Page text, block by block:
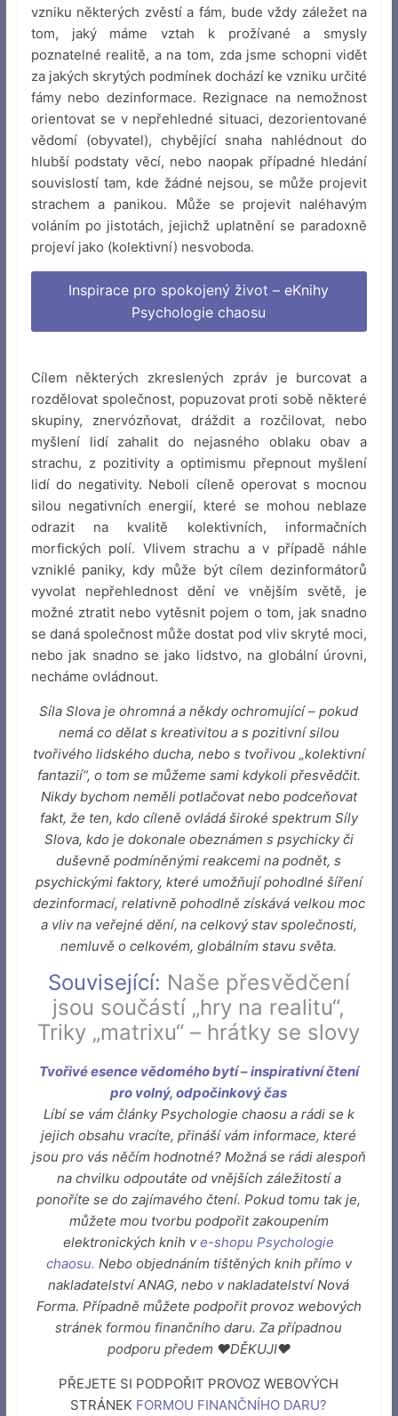
vzniku některých zvěstí a fám, bude vždy záležet na
tom, jaký máme vztah k prožívané a smysly
poznatelné realitě, a na tom, zda jsme schopni vidět
za jakých skrytých podmínek dochází ke vzniku určité
fámy nebo dezinformace. Rezignace na nemožnost
orientovat se v nepřehledné situaci, dezorientované
vědomí (obyvatel), chybějící snaha nahlédnout do
hlubší podstaty věcí, nebo naopak případné hledání
souvislostí tam, kde žádné nejsou, se může projevit
strachem a panikou. Může se projevit naléhavým
voláním po jistotách, jejichž uplatnění se paradoxně
projeví jako (kolektivní) nesvoboda.
Inspirace pro spokojený život – eKnihy
Psychologie chaosu
Cílem některých zkreslených zpráv je burcovat a
rozdělovat společnost, popuzovat proti sobě některé
skupiny, znervózňovat, dráždit a rozčilovat, nebo
myšlení lidí zahalit do nejasného oblaku obav a
strachu, z pozitivity a optimismu přepnout myšlení
lidí do negativity. Neboli cíleně operovat s mocnou
silou negativních energií, které se mohou neblaze
odrazit na kvalitě kolektivních, informačních
morfických polí. Vlivem strachu a v případě náhle
vzniklé paniky, kdy může být cílem dezinformátorů
vyvolat nepřehlednost dění ve vnějším světě, je
možné ztratit nebo vytěsnit pojem o tom, jak snadno
se daná společnost může dostat pod vliv skryté moci,
nebo jak snadno se jako lidstvo, na globální úrovni,
necháme ovládnout.
Síla Slova je ohromná a někdy ochromující – pokud
nemá co dělat s kreativitou a s pozitivní silou
tvořivého lidského ducha, nebo s tvořivou „kolektivní
fantazií“, o tom se můžeme sami kdykoli přesvědčit.
Nikdy bychom neměli potlačovat nebo podceňovat
fakt, že ten, kdo cíleně ovládá široké spektrum Síly
Slova, kdo je dokonale obeznámen s psychicky či
duševně podmíněnými reakcemi na podnět, s
psychickými faktory, které umožňují pohodlné šíření
dezinformací, relativně pohodlně získává velkou moc
a vliv na veřejné dění, na celkový stav společnosti,
nemluvě o celkovém, globálním stavu světa.
Související: Naše přesvědčení
jsou součástí „hry na realitu“,
Triky „matrixu“ – hrátky se slovy
Tvořivé esence vědomého bytí – inspirativní čtení
pro volný, odpočinkový čas
Líbí se vám články Psychologie chaosu a rádi se k
jejich obsahu vracíte, přináší vám informace, které
jsou pro vás něčím hodnotné? Možná se rádi alespoň
na chvilku odpoutáte od vnějších záležitostí a
ponoříte se do zajímavého čtení. Pokud tomu tak je,
můžete mou tvorbu podpořit zakoupením
elektronických knih ve-shopu Psychologie
chaosu. Nebo objednáním tištěných knih přímo v
nakladatelství ANAG, nebo v nakladatelství Nová
Forma. Případně můžete podpořit provoz webových
stránek formou finančního daru. Za případnou
podporu předem ♥DĚKUJI♥
PŘEJETE SI PODPOŘIT PROVOZ WEBOVÝCH
STRÁNEK FORMOU FINANČNÍHO DARU?